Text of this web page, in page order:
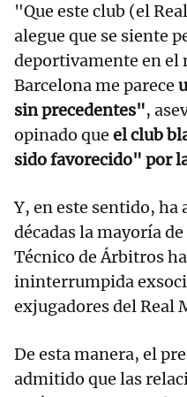
"Que este club (el
alegue que se siente
deportivamente en el
Barcelona me parece
sin precedentes",
opinado que el club
sido favorecido" por
Y, en este sentido,
décadas la mayoría
Técnico de Árbitros
ininterrumpida
exjugadores del Real
De esta manera, el
admitido que las